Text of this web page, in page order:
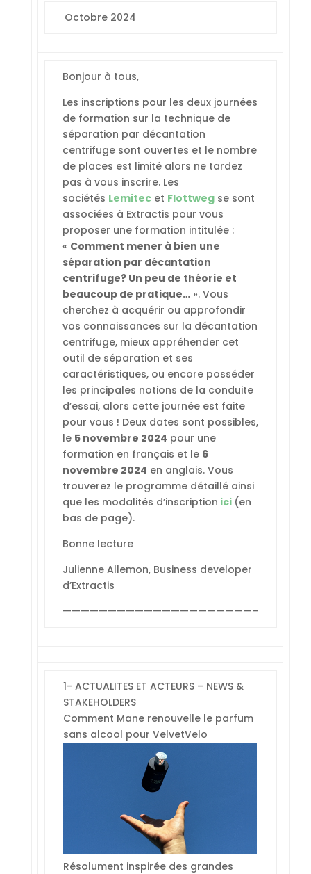
Octobre 2024
Bonjour à tous,
Les inscriptions pour les deux journées
de formation sur la technique de
séparation par décantation
centrifuge sont ouvertes et le nombre
de places est limité alors ne tardez
pas à vous inscrire. Les
sociétés Lemitecet Flottwegse sont
associées à Extractis pour vous
proposer une formation intitulée :
« Comment mener à bien une
séparation par décantation
centrifuge? Un peu de théorie et
beaucoup de pratique…». Vous
cherchez à acquérir ou approfondir
vos connaissances sur la décantation
centrifuge, mieux appréhender cet
outil de séparation et ses
caractéristiques, ou encore posséder
les principales notions de la conduite
d’essai, alors cette journée est faite
pour vous ! Deux dates sont possibles,
le 5 novembre 2024 pour une
formation en français et le 6
novembre 2024 en anglais. Vous
trouverez le programme détaillé ainsi
que les modalités d’inscription ici (en
bas de page).
Bonne lecture
Julienne Allemon, Business developer
d’Extractis
—————————————————————–
1- ACTUALITES ET ACTEURS – NEWS &
STAKEHOLDERS
Comment Mane renouvelle le parfum
sans alcool pour VelvetVelo
Résolument inspirée des grandes